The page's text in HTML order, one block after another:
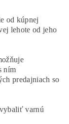
od kúpnej
lehote od jeho
ním
predajniach so
varnú